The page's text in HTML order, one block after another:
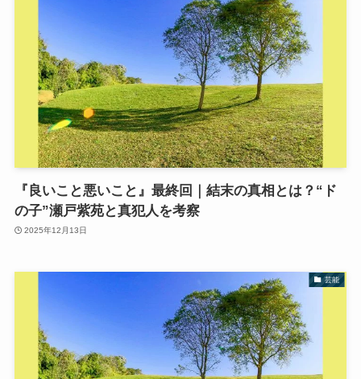
『良いこと悪いこと』最終回｜結末の真相とは？“ド
の子”瀬戸紫苑と真犯人を考察
2025年12月13日
芸能